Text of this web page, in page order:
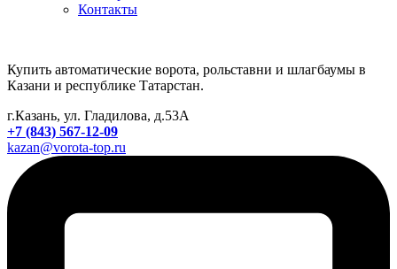
Контакты
Купить автоматические ворота, рольставни и шлагбаумы в
Казани и республике Татарстан.
г.Казань, ул. Гладилова, д.53А
+7 (843) 567-12-09
kazan@vorota-top.ru